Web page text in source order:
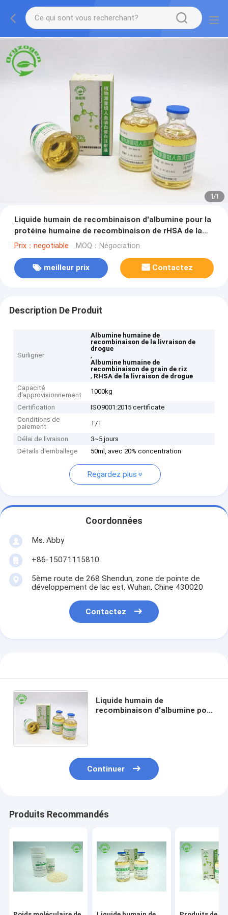
1/1
Liquide humain de recombinaison d'albumine pour la
protéine humaine de recombinaison de rHSA de la
livraison de drogue
Prix：negotiable MOQ：Négociation
meilleur prix Contactez
Description De Produit
Surligner
Albumine humaine de
recombinaison de la livraison de
drogue
,
Albumine humaine de
recombinaison de grain de riz
, RHSA de la livraison de drogue
Capacité
d'approvisionnement
1000kg
Certification
ISO9001:2015 certificate
Conditions de
paiement
T/T
Délai de livraison
3~5 jours
Détails d'emballage
50ml, avec 20% concentration
Regardez plus
Coordonnées
Ms. Abby
+86-15071115810
5ème route de 268 Shendun, zone de pointe de
développement de lac est, Wuhan, Chine 430020
Contactez
Liquide humain de
recombinaison d'albumine pour
Continuer
Produits Recommandés